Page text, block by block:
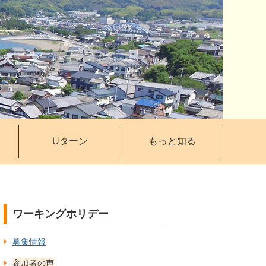
Uターン もっと知る
ワーキングホリデー
募集情報
参加者の声